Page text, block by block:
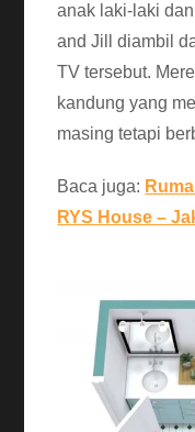
anak laki-laki
and Jill diambil
TV tersebut.
kandung yang
masing tetapi
Baca juga:
RYS House –